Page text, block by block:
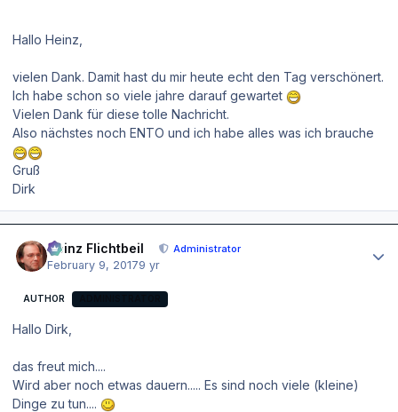
Hallo Heinz,
vielen Dank. Damit hast du mir heute echt den Tag verschönert.
Ich habe schon so viele jahre darauf gewartet
Vielen Dank für diese tolle Nachricht.
Also nächstes noch ENTO und ich habe alles was ich brauche
Gruß
Dirk
Heinz Flichtbeil Administrator
February 9, 20179 yr
AUTHOR
Hallo Dirk,
das freut mich....
Wird aber noch etwas dauern..... Es sind noch viele (kleine)
Dinge zu tun....